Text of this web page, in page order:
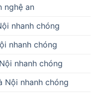
nghệ an
nhanh chóng
nhanh chóng
nhanh chóng
Nội nhanh chóng